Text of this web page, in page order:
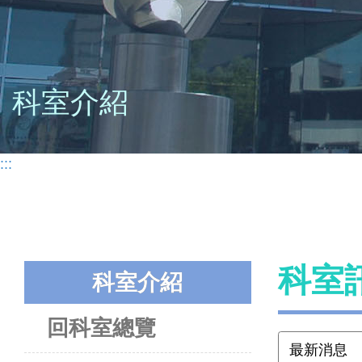
科室介紹
:::
科室介紹
回科室總覽
科室